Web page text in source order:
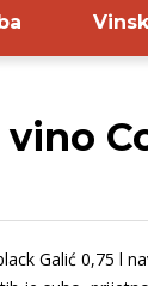
Frelih
Keltis
Codorniu
Galić 0,75 l